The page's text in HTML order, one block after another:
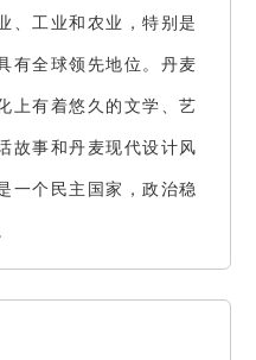
、工业和农业，特别是
有全球领先地位。丹麦
上有着悠久的文学、艺
故事和丹麦现代设计风
一个民主国家，政治稳